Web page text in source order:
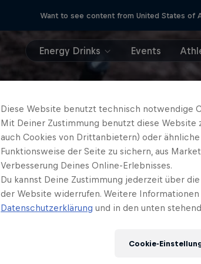
Want to see content from United States of
Energy Drinks Events
Diese Website benutzt technisch notwendige
Mit Deiner Zustimmung benutzt diese Website
auch Cookies von Drittanbietern) oder ähnliche
Funktionsweise der Seite zu sichern, aus
Verbesserung Deines Online-Erlebnisses.
Du kannst Deine Zustimmung jederzeit über
der Website widerrufen. Weitere
Datenschutzerklärung und in den unten
Cookie-